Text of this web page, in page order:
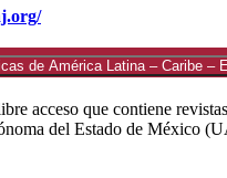
de América Latina – Caribe –
acceso que contiene
del Estado de México